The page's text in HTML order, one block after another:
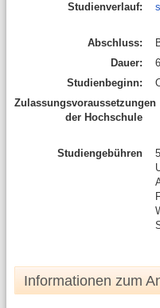
Studienverlauf:
Abschluss:
Dauer:
Studienbeginn:
Zulassungsvoraussetzungen
der Hochschule
Studiengebühren
Informationen zum